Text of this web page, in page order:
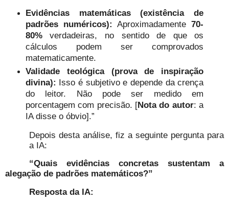
Evidências matemáticas (existência de
padrões numéricos): Aproximadamente70-
80%verdadeiras, no sentido de que os
cálculos podem ser comprovados
matematicamente.
Validade teológica (prova de inspiração
divina): Isso é subjetivo e depende da crença
do leitor. Não pode ser medido em
porcentagem com precisão. [Nota do autor: a
IA disse o óbvio].”
Depois desta análise, fiz a seguinte pergunta para
a IA:
“Quais evidências concretas sustentam a
alegação de padrões matemáticos?”
Resposta da IA: